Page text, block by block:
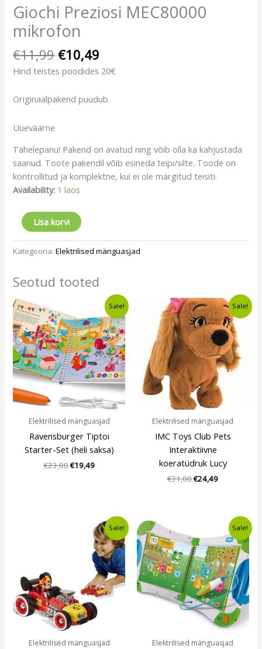
Giochi Preziosi MEC80000
mikrofon
€11,99 €10,49
Hind teistes poodides 20€
Originaalpakend puudub.
Uueväärne
Tähelepanu! Pakend on avatud ning võib olla ka kahjustada
saanud. Toote pakendil võib esineda teipi/silte. Toode on
kontrollitud ja komplektne, kui ei ole märgitud teisiti.
Availability: 1 laos
Lisa korvi
Kategooria:Elektrilised mänguasjad
Seotud tooted
Sale!
Elektrilised mänguasjad
Ravensburger Tiptoi
Starter-Set (heli saksa)
€23,00
oli:
€23,00.
€19,49
Current
price
is:
€19,49.
Sale!
Elektrilised mänguasjad
IMC Toys Club Pets
Interaktiivne
koeratüdruk Lucy
€31,00
Algne
hind
oli:
€31,00.
€24,49
Current
price
is:
€24,49.
Sale!
Elektrilised mänguasjad
€48,29.
Current
price
is:
€34,49.
Sale!
Elektrilised mänguasjad
oli:
€20,70.
Current
price
is:
€15,99.